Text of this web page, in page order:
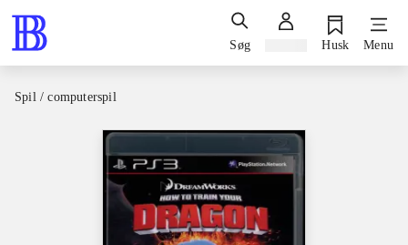
Søg Husk Menu
Spil / computerspil